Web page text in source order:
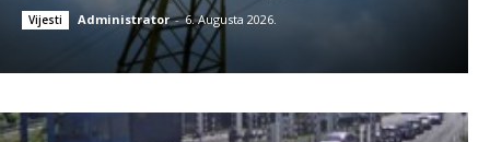
Vijesti Administrator - 6. Augusta 2026.